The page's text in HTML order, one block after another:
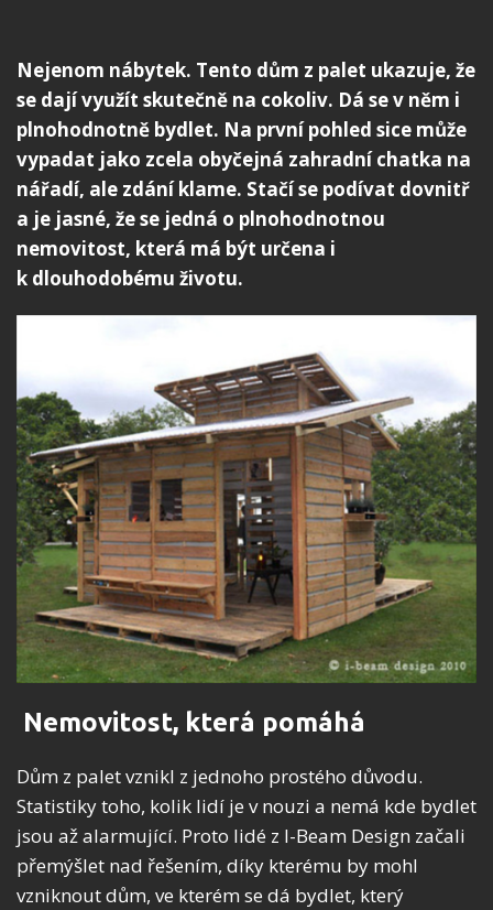
Nejenom nábytek. Tento dům z palet ukazuje, že
se dají využít skutečně na cokoliv. Dá se v něm i
plnohodnotně bydlet. Na první pohled sice může
vypadat jako zcela obyčejná zahradní chatka na
nářadí, ale zdání klame. Stačí se podívat dovnitř
a je jasné, že se jedná o plnohodnotnou
nemovitost, která má být určena i
k dlouhodobému životu.
Nemovitost, která pomáhá
Dům z palet vznikl z jednoho prostého důvodu.
Statistiky toho, kolik lidí je v nouzi a nemá kde bydlet
jsou až alarmující. Proto lidé z I-Beam Design začali
přemýšlet nad řešením, díky kterému by mohl
vzniknout dům, ve kterém se dá bydlet, který